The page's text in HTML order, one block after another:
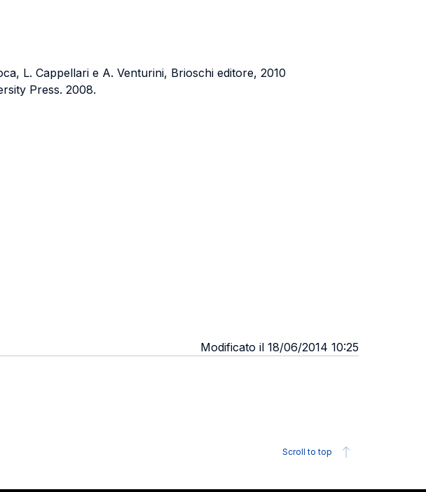
L. Cappellari e A. Venturini, Brioschi editore, 2010
Press. 2008.
Modificato il 18/06/2014 10:25
Scroll to top